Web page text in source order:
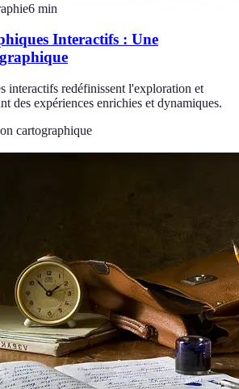
6 min
Interactifs : Une
interactifs redéfinissent l'exploration et
des expériences enrichies et dynamiques.
cartographique